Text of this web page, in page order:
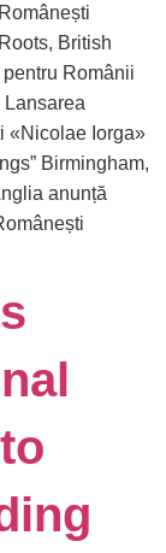
British
Românii
«Nicolae Iorga»
Birmingham,
anunță